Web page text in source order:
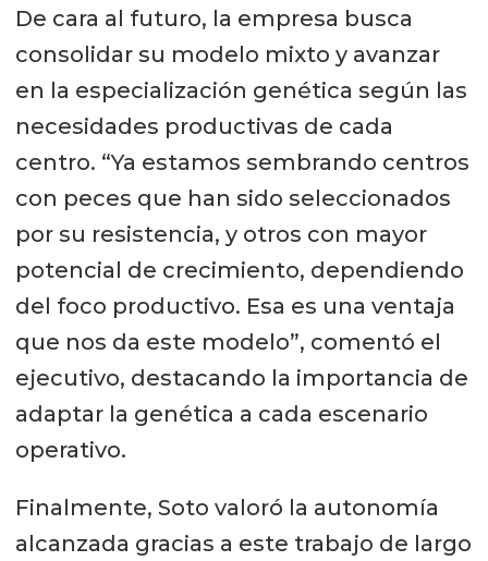
De cara al futuro, la empresa busca
consolidar su modelo mixto y avanzar
en la especialización genética según las
necesidades productivas de cada
centro. “Ya estamos sembrando centros
con peces que han sido seleccionados
por su resistencia, y otros con mayor
potencial de crecimiento, dependiendo
del foco productivo. Esa es una ventaja
que nos da este modelo”, comentó el
ejecutivo, destacando la importancia de
adaptar la genética a cada escenario
operativo.
Finalmente, Soto valoró la autonomía
alcanzada gracias a este trabajo de largo